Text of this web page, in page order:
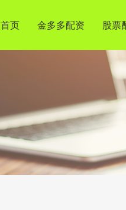
首页 金多多配资 股票